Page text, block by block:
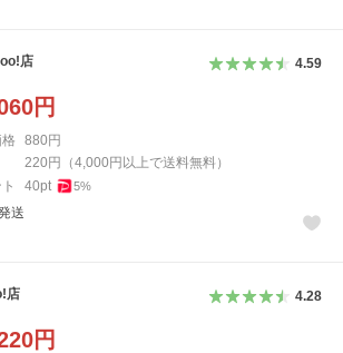
店 4.59
円
880 円
220 円 （4,000 円以上で送料無料）
40pt 5%
送
店 4.28
円